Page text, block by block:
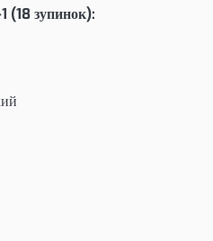
(18 зупинок):